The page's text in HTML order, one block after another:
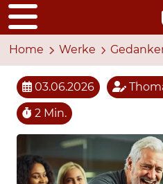
Home Werke
03.06.2026
2 Min.